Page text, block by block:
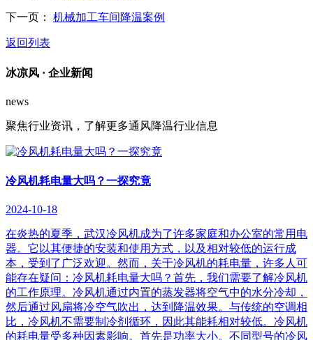
下一页： 机械加工车间降温案例
返回列表
冰凉风 · 企业新闻
news
聚焦行业资讯，了解更多通风降温行业信息
冷风机耗电量大吗？一探究竟
2024-10-18
在炎热的夏季，武汉冷风机成为了许多家庭和办公室的常用电
器。它以其便捷的安装和使用方式，以及相对较低的运行成
本，受到了广泛欢迎。然而，关于冷风机的耗电量，许多人可
能存在疑问：冷风机耗电量大吗？首先，我们需要了解冷风机
的工作原理。冷风机通过内置的蒸发器将空气中的水分冷却，
然后通过风扇将冷空气吹出，达到降温效果。与传统的空调相
比，冷风机不需要制冷剂循环，因此其能耗相对较低。冷风机
的耗电量受多种因素影响。首先是功率大小。不同型号的冷风